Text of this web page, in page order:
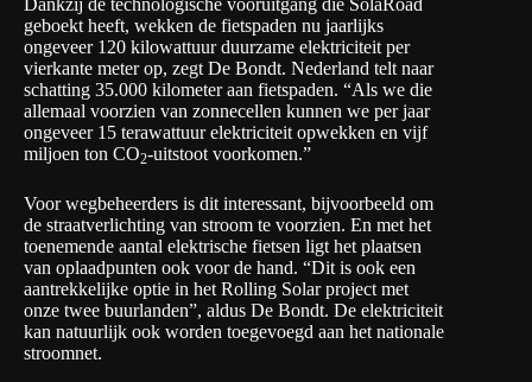
geboekt heeft, wekken de fietspaden nu jaarlijks
ongeveer 120 kilowattuur duurzame elektriciteit per
vierkante meter op, zegt De Bondt. Nederland telt naar
schatting 35.000 kilometer aan fietspaden. “Als we die
allemaal voorzien van zonnecellen kunnen we per jaar
ongeveer 15 terawattuur elektriciteit opwekken en vijf
miljoen ton CO2-uitstoot voorkomen.”
Voor wegbeheerders is dit interessant, bijvoorbeeld om
de straatverlichting van stroom te voorzien. En met het
toenemende aantal elektrische fietsen ligt het plaatsen
van oplaadpunten ook voor de hand. “Dit is ook een
aantrekkelijke optie in het Rolling Solar project met
onze twee buurlanden”, aldus De Bondt. De elektriciteit
kan natuurlijk ook worden toegevoegd aan het nationale
stroomnet.